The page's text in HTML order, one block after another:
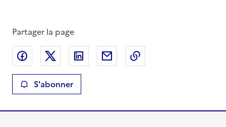
Partager la page
Partager sur Facebook
Partager sur XPartager sur LinkedIn
Partager par email
S'abonner